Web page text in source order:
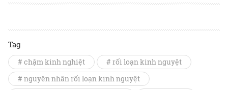
Tag
# chậm kinh nghiệt
# rối loạn kinh nguyệt
# nguyên nhân rối loạn kinh nguyệt